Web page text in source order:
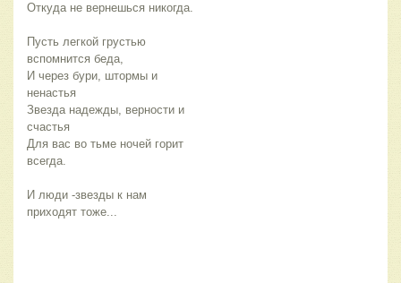
Откуда не вернешься никогда.
Пусть легкой грустью
вспомнится беда,
И через бури, штормы и
ненастья
Звезда надежды, верности и
счастья
Для вас во тьме ночей горит
всегда.
И люди -звезды к нам
приходят тоже...